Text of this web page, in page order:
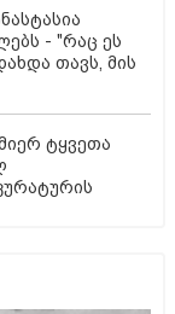
- "რაც ეს
თავს, მის
ტყვეთა